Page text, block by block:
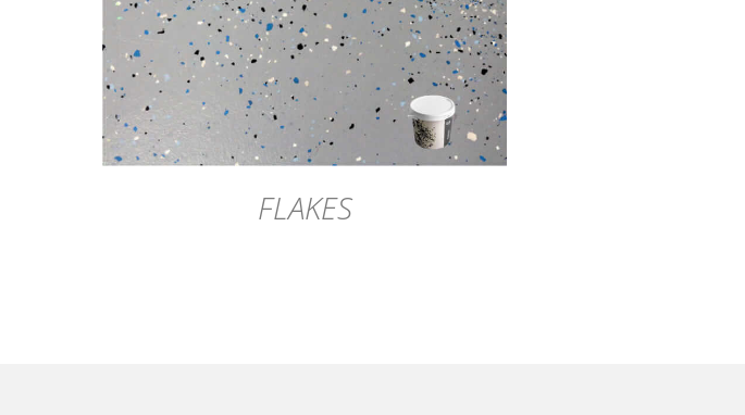
DÉTAILS
FLAKES